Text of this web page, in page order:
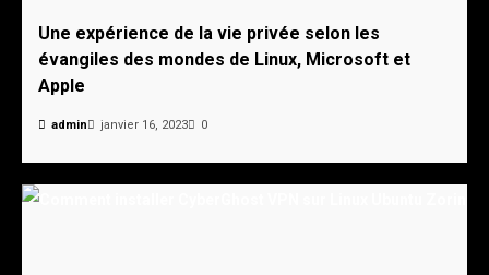
Une expérience de la vie privée selon les
évangiles des mondes de Linux, Microsoft et
Apple
admin janvier 16, 2023 0